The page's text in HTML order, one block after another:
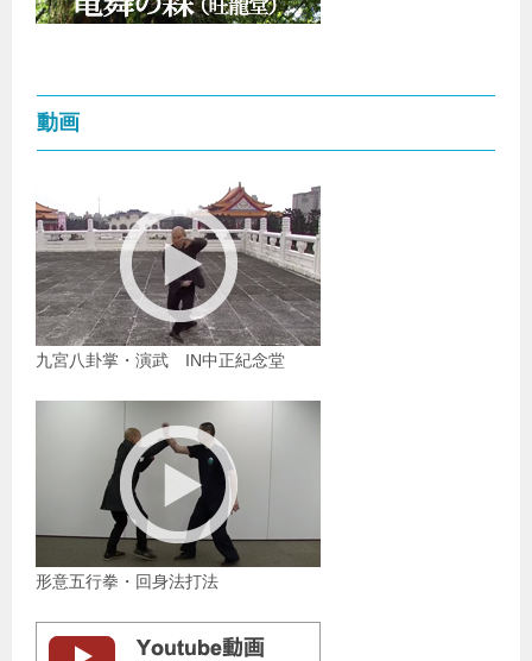
動画
九宮八卦掌・演武 IN中正紀念堂
形意五行拳・回身法打法